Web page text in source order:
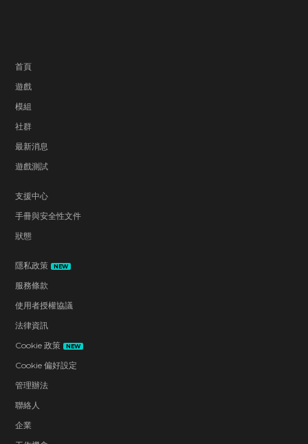
首頁
遊戲
模組
社群
最新消息
遊戲測試
支援中心
手冊與安全性文件
狀態
隱私政策 NEW
服務條款
使用者授權協議
法律資訊
Cookie 政策
NEW
Cookie 偏好設定
管理辦法
聯絡人
企業